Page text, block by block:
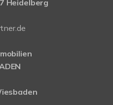
Heidelberg